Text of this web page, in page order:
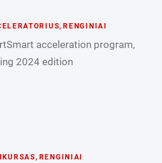
,RENGINIAI
acceleration program,
2024 edition
, RENGINIAI